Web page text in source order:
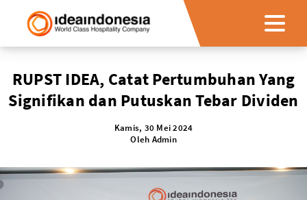
RUPST IDEA, Catat Pertumbuhan Yang
Signifikan dan Putuskan Tebar Dividen
Kamis, 30 Mei 2024
Oleh Admin